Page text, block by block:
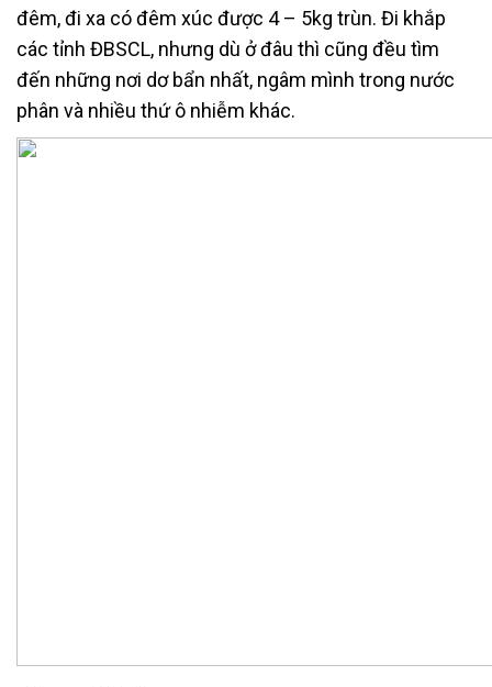
đêm, đi xa có đêm xúc được 4 – 5kg trùn. Đi khắp
các tỉnh ĐBSCL, nhưng dù ở đâu thì cũng đều tìm
đến những nơi dơ bẩn nhất, ngâm mình trong nước
phân và nhiều thứ ô nhiễm khác.